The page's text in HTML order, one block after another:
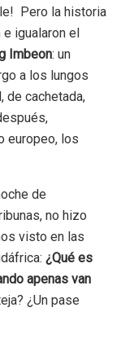
Pero la historia
igualaron el
Imbeon: un
a los lungos
de cachetada,
europeo, los
de
no hizo
visto en las
¿Qué es
apenas van
¿Un pase